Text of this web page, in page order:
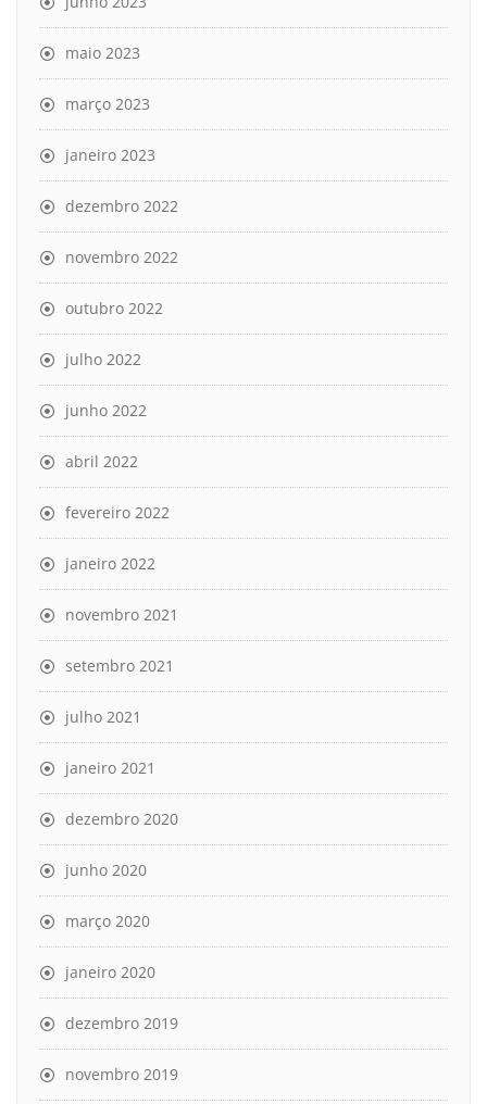
maio 2023
março 2023
janeiro 2023
dezembro 2022
novembro 2022
outubro 2022
julho 2022
junho 2022
abril 2022
fevereiro 2022
janeiro 2022
novembro 2021
setembro 2021
julho 2021
janeiro 2021
dezembro 2020
junho 2020
março 2020
janeiro 2020
dezembro 2019
novembro 2019